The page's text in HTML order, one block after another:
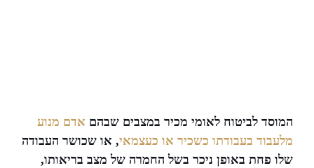
המוסד לביטוח לאומי מכיר במצבים שבהם אדם מנוע
מלעבוד בעבודתו כשכיר או כעצמאי, או שכושר העבודה
שלו פחת באופן ניכר בשל החמרה של מצב בריאותו,